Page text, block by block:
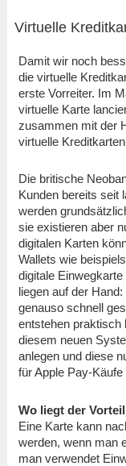
Virtuelle
Damit wir noch
die virtuelle
erste Vorreiter. Im
virtuelle Karte
zusammen mit der
virtuelle
Die britische
Kunden bereits seit
werden
sie existieren aber
digitalen Karten
Wallets wie
digitale
liegen auf der
genauso schnell
entstehen praktisch
diesem neuen
anlegen und diese
für Apple Pay-
Wo liegt der
Eine Karte kann
werden, wenn man
man verwendet